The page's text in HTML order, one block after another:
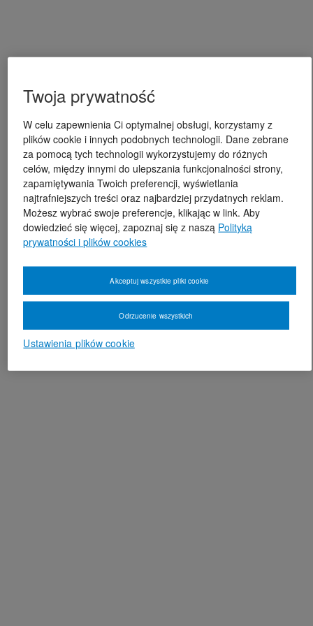
Twoja prywatność
W celu zapewnienia Ci optymalnej obsługi, korzystamy z
plików cookie i innych podobnych technologii. Dane zebrane
za pomocą tych technologii wykorzystujemy do różnych
celów, między innymi do ulepszania funkcjonalności strony,
zapamiętywania Twoich preferencji, wyświetlania
najtrafniejszych treści oraz najbardziej przydatnych reklam.
Możesz wybrać swoje preferencje, klikając w link. Aby
dowiedzieć się więcej, zapoznaj się z naszą Polityką
prywatności i plików cookies
Ustawienia plików cookie
Odrzucenie wszystkich
Akceptuj wszystkie pliki cookie